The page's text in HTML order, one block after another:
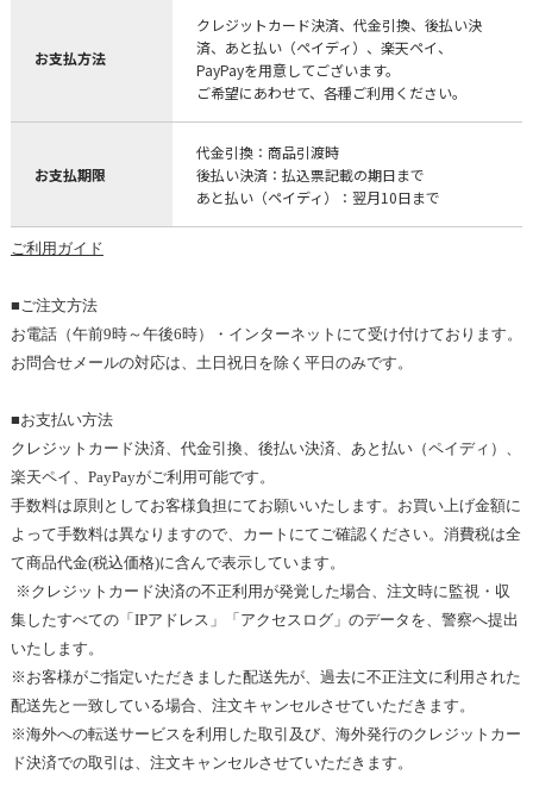
お支払方法
クレジットカード決済、代金引換、後払い決
済、あと払い（ペイディ）、楽天ペイ、
PayPayを用意してございます。
ご希望にあわせて、各種ご利用ください。
お支払期限
代金引換：商品引渡時
後払い決済：払込票記載の期日まで
あと払い（ペイディ）：翌月10日まで
ご利用 ガイド
■ご注文方法
お電話（午前9時～ 午後6時）・インターネットにて受け付けております。
お問合せメールの対応は、土日祝日を除く平日のみです。
■お支払い方法
クレジットカード決済、代金引換、後払い決済、あと払い（ペイディ）、
楽天ペイ、PayPayがご利用可能です。
手数料は原則としてお客様負担にてお願いいたします。 お買い上げ金額に
よって手数料は異なりますので、カートにてご確認ください。消費税は全
て商品代金(税込価格)に含んで表示しています。
※ クレジットカード決済の不正利用が発覚した場合、注文時に監視・収
集したすべての「 IPアドレス」「アクセスログ」のデータを、警察へ提出
いたします。
※ お客様がご指定いただきました配送先が、過去に不正注文に利用された
配送先と一致している場合、注文キャンセルさせていただきます。
※海外への転送サービスを利用した取引及び、海外発行のクレジットカー
ド決済での取引は、注文キャンセルさせていただきます。